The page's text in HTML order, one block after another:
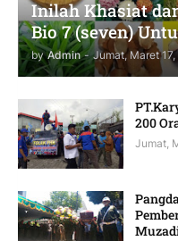
Inilah Khasiat
Bio 7 (seven)
by Admin - Jumat, Maret
200
Jumat,